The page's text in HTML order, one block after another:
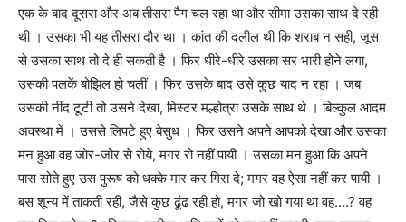
एक के बाद दूसरा और अब तीसरा पैग चल रहा था और सीमा उसका साथ दे रही
थी । उसका भी यह तीसरा दौर था । कांत की दलील थी कि शराब न सही,जूस
से उसका साथ तो दे ही सकती है । फिर धीरे-धीरे उसका सर भारी होने लगा,
उसकी पलकें बोझिल हो चलीं । फिर उसके बाद उसे कुछ याद न रहा । जब
उसकी नींद टूटी तो उसने देखा,मिस्टर मल्होत्रा उसके साथ थे । बिल्कुल आदम
अवस्था में । उससे लिपटे हुए बेसुध । फिर उसने अपने आपको देखा और उसका
मन हुआ वह जोर-जोर से रोये,मगर रो नहीं पायी । उसका मन हुआ कि अपने
पास सोते हुए उस पुरूष को धक्के मार कर गिरा दे; मगर वह ऐसा नहीं कर पायी ।
बस शून्य में ताकती रही,जैसे कुछ ढूंढ रही हो,मगर जो खो गया था वह….? वह